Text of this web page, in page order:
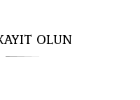
OLUN